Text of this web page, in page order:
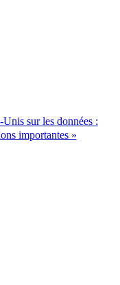
sur les données :
importantes »